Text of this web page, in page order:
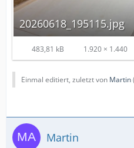
20260618_195115.jpg
483,81 kB 1.920 × 1.440
Einmal editiert, zuletzt von Martin(
Martin